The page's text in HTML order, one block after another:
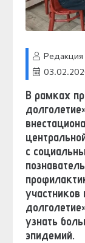
Редакция
В рамках
с
узнать
эпидемий.